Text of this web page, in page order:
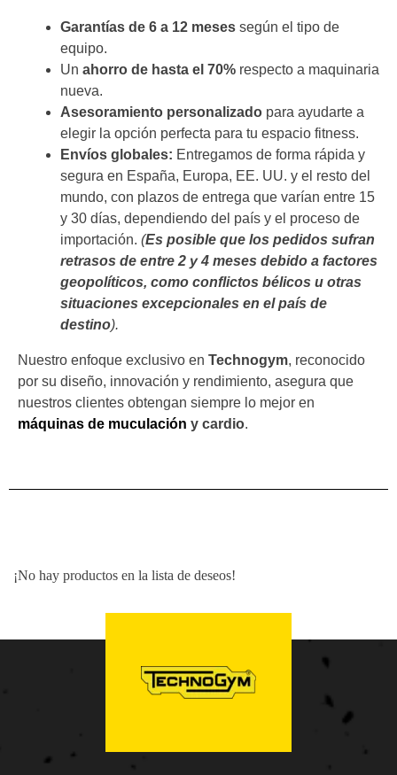
Garantías de 6 a 12 meses según el tipo de
equipo.
Un ahorro de hasta el 70% respecto a maquinaria
nueva.
Asesoramiento personalizado para ayudarte a
elegir la opción perfecta para tu espacio fitness.
Envíos globales: Entregamos de forma rápida y
segura en España, Europa, EE. UU. y el resto del
mundo, con plazos de entrega que varían entre 15
y 30 días, dependiendo del país y el proceso de
importación. (Es posible que los pedidos sufran
retrasos de entre 2 y 4 meses debido a factores
geopolíticos, como conflictos bélicos u otras
situaciones excepcionales en el país de
destino).
Nuestro enfoque exclusivo en Technogym, reconocido
por su diseño, innovación y rendimiento, asegura que
nuestros clientes obtengan siempre lo mejor en
máquinas de muculación y cardio.
¡No hay productos en la lista de deseos!